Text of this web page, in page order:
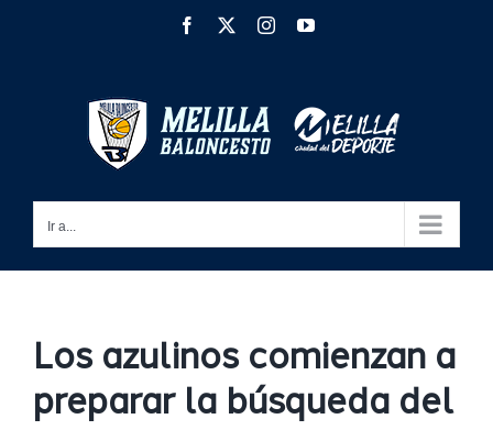
Facebook InstagramYouTube
Ir a...
Los azulinos comienzan a
preparar la búsqueda del